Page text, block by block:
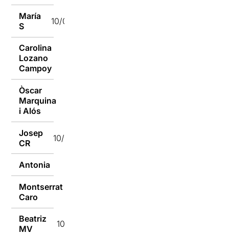
María
S
10/01/2017
Carolina
Lozano
Campoy
Òscar
Marquina
i Alós
Josep
CR
10/01/2017
Antonia
Montserrat
Caro
Beatriz
MV
10/01/2017